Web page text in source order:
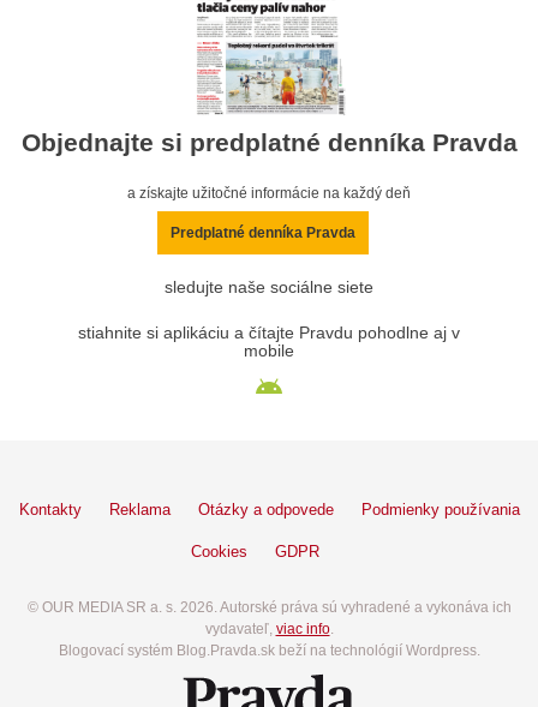
Objednajte si predplatné denníka Pravda
a získajte užitočné informácie na každý deň
Predplatné denníka Pravda
sledujte naše sociálne siete
stiahnite si aplikáciu a čítajte Pravdu pohodlne aj v
mobile
Kontakty Reklama Otázky a odpovede Podmienky používania
Cookies GDPR
© OUR MEDIA SR a. s. 2026. Autorské práva sú vyhradené a vykonáva ich
vydavateľ, viac info.
Blogovací systém Blog.Pravda.sk beží na technológií Wordpress.